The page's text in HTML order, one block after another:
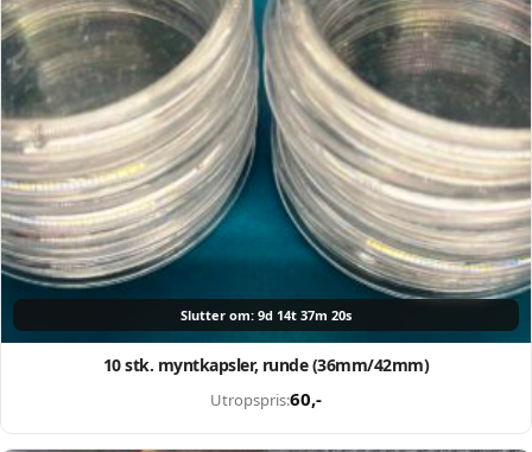
Slutter om: 9d 14t 37m 19s
10 stk. myntkapsler, runde (36mm/42mm)
Utropspris:60,-